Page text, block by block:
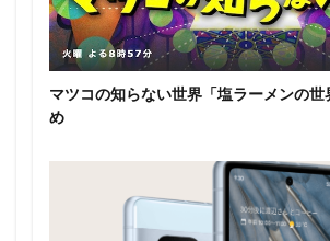
マツコの知らない世界「塩ラーメンの世
め